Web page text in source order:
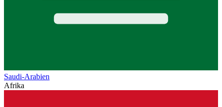
Saudi-Arabien
Afrika